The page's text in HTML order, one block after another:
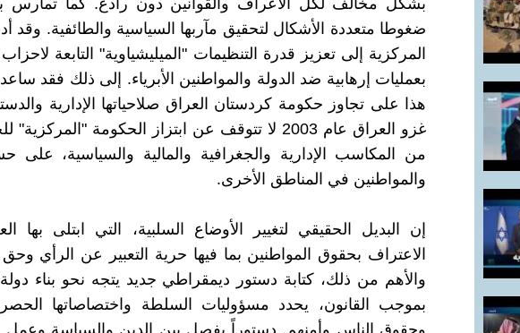
بشكل مخالف لكل الأعراف والقوانين دون رادع. كما تمارس
ضغوطا متعددة الأشكال لتحقيق مآربها السياسية والطائفية.
المركزية إلى تعزيز قدرة التنظيمات "الميليشياوية" التابعة
بعمليات إرهابية ضد الدولة والمواطنين الأبرياء. إلى ذلك فقد
هذا على تجاوز حكومة كردستان العراق صلاحياتها الإدارية
غزو العراق عام 2003 لا تتوقف عن ابتزاز الحكومة
من المكاسب الإدارية والجغرافية والمالية والسياسية،
والمواطنين في المناطق الأخرى.
إن البديل الحقيقي لتغيير الأوضاع السلبية، التي ابتلى بها
الاعتراف بحقوق المواطنين بما فيها حرية التعبير عن الرأي
والأهم من ذلك، كتابة دستور ديمقراطي جديد يتجه نحو بناء
بموجب القانون، يحدد مسؤوليات السلطة واختصاصاتها
وحقوق الناس وأمنهم. دستوراً يفصل بين الدين والسياسة وعمل